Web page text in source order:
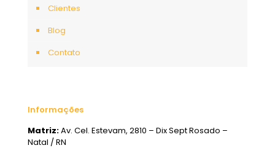
Clientes
Blog
Contato
Informações
Matriz:Av. Cel. Estevam, 2810 – Dix Sept Rosado –
Natal / RN